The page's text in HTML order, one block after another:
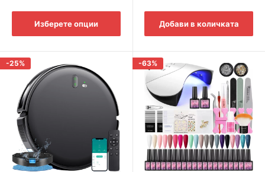
Изберете опции Добави в количката
-25% -63%